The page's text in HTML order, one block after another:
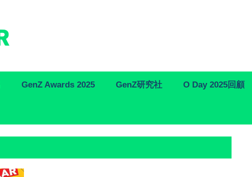
GenZ Awards 2025 GenZ研究社 O Day 2025回顧